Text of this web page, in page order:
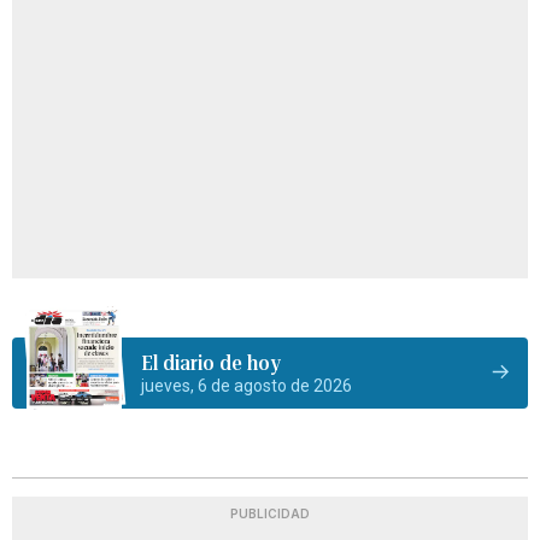
El diario de hoy
jueves, 6 de agosto de 2026
PUBLICIDAD